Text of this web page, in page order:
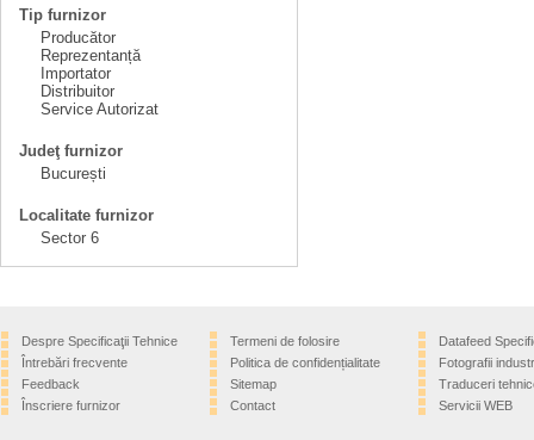
Tip furnizor
Producător
Reprezentanță
Importator
Distribuitor
Service Autorizat
Judeţ furnizor
București
Localitate furnizor
Sector 6
Despre Specificaţii Tehnice
Întrebări frecvente
Feedback
Înscriere furnizor
Termeni de folosire
Politica de confidențialitate
Sitemap
Contact
Datafeed
Fotografii
Traduceri
Servicii WEB